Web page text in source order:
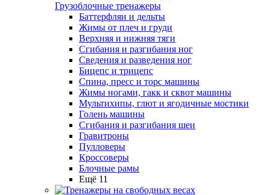
Грузоблочные тренажеры
Баттерфляи и дельты
Жимы от плеч и груди
Верхняя и нижняя тяги
Сгибания и разгибания ног
Сведения и разведения ног
Бицепс и трицепс
Спина, пресс и торс машины
Жимы ногами, гакк и сквот машины
Мультихипы, глют и ягодичные мостики
Голень машины
Сгибания и разгибания шеи
Гравитроны
Пулловеры
Кроссоверы
Блочные рамы
Ещё 11